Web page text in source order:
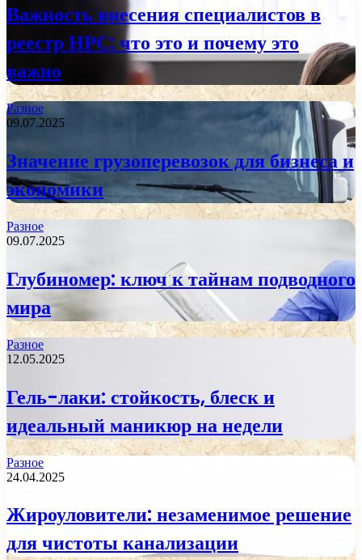
Важность внесения специалистов в
реестр НРС: что это и почему это
важно
Разное
09.07.2025
Значение грузоперевозок для бизнеса и
экономики
Разное
09.07.2025
Глубиномер: ключ к тайнам подводного
мира
Разное
12.05.2025
Гель-лаки: стойкость, блеск и
идеальный маникюр на недели
Разное
24.04.2025
Жироуловители: незаменимое решение
для чистоты канализации